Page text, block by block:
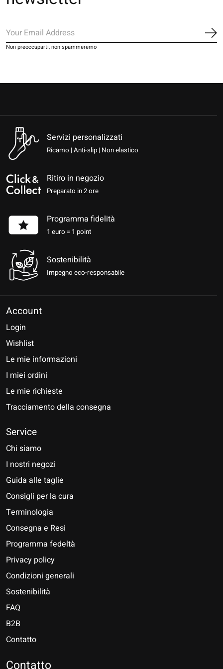
Non preoccuparti, non spammeremo
Servizi personalizzati
Ricamo | Anti-slip | Non elastico
Ritiro in negozio
Preparato in 2 ore
Programma fidelità
1 euro = 1 point
Sostenibilità
Impegno eco-responsabile
Account
Login
Wishlist
Le mie informazioni
I miei ordini
Le mie richieste
Tracciamento della consegna
Service
Chi siamo
I nostri negozi
Guida alle taglie
Consigli per la cura
Terminologia
Consegna e Resi
Programma fedeltà
Privacy policy
Condizioni generali
Sostenibilità
FAQ
B2B
Contatto
Contatto